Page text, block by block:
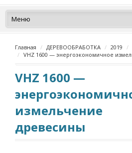
Главная ДЕРЕВООБРАБОТКА 2019
VHZ 1600 — энергоэкономичное
VHZ 1600 —
измельчение
древесины